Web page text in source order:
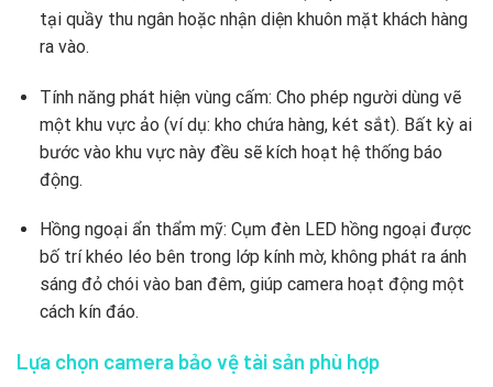
tại quầy thu ngân hoặc nhận diện khuôn mặt khách hàng
ra vào.
Tính năng phát hiện vùng cấm: Cho phép người dùng vẽ
một khu vực ảo (ví dụ: kho chứa hàng, két sắt). Bất kỳ ai
bước vào khu vực này đều sẽ kích hoạt hệ thống báo
động.
Hồng ngoại ẩn thẩm mỹ: Cụm đèn LED hồng ngoại được
bố trí khéo léo bên trong lớp kính mờ, không phát ra ánh
sáng đỏ chói vào ban đêm, giúp camera hoạt động một
cách kín đáo.
Lựa chọn camera bảo vệ tài sản phù hợp